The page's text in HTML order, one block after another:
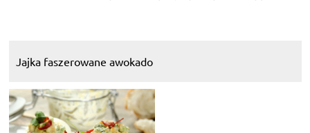
Jajka faszerowane awokado